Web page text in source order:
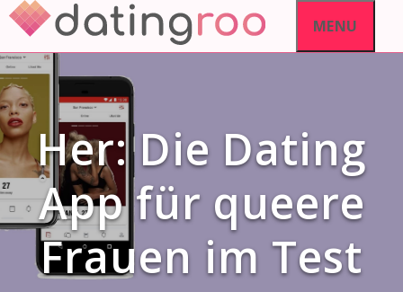
Skip
content
MENU
Her: Die Dating
App für queere
Frauen im Test